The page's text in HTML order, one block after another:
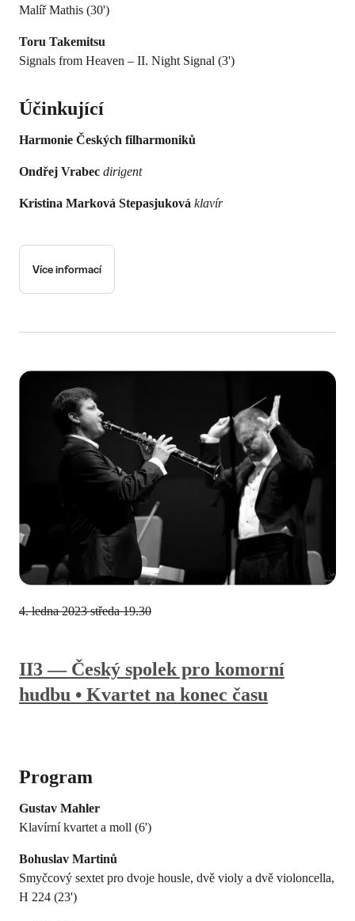
Malíř Mathis (30')
Toru Takemitsu
Signals from Heaven – II. Night Signal (3')
Účinkující
Harmonie Českých filharmoniků
Ondřej Vrabec dirigent
Kristina Marková Stepasjuková klavír
Více informací
II3 — Český spolek pro komorní
hudbu • Kvartet na konec času
Program
Gustav Mahler
Klavírní kvartet a moll (6')
Bohuslav Martinů
Smyčcový sextet pro dvoje housle, dvě violy a dvě violoncella,
H 224 (23')
4. ledna 2023 středa 19.30